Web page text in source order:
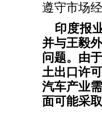
遵守市场
印度报
并与王毅
问题。由
土出口许
汽车产业
面可能采